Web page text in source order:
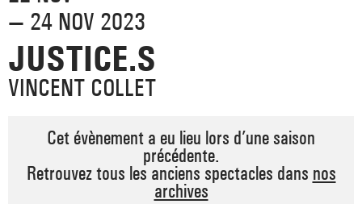
_ LES SALLES
_ ACTION TERRITORIALE
_ ACTION CULTURELLE
_ TNB SOLIDAIRE
_ COPRODUCTIONS
_ RÉSIDENCES D'ARTISTE
_ INTERNATIONAL
_ ACTUALITÉS
_ FORMATION
_ PROMOTIONS
_ NOS MÉCÈNES
_ SOUTENEZ LE FESTIVAL TNB
>
>
— 24 NOV 2023
JUSTICE.S
VINCENT COLLET
Cet évènement a eu lieu lors d’une saison
précédente.
Retrouvez tous les anciens spectacles dans nos
archives